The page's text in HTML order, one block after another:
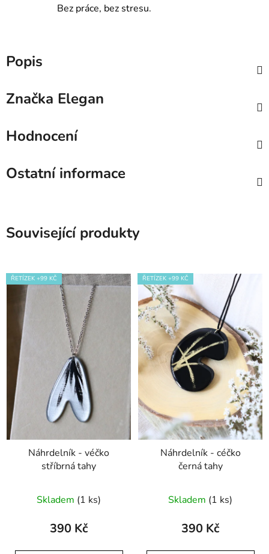
Bez práce, bez stresu.
Popis
Značka Elegan
Hodnocení
Ostatní informace
Související produkty
ŘETÍZEK +99 KČ
Náhrdelník - véčko
stříbrná tahy
Skladem (1 ks)
390 Kč
ŘETÍZEK +99 KČ
Náhrdelník - céčko
černá tahy
Skladem (1 ks)
390 Kč